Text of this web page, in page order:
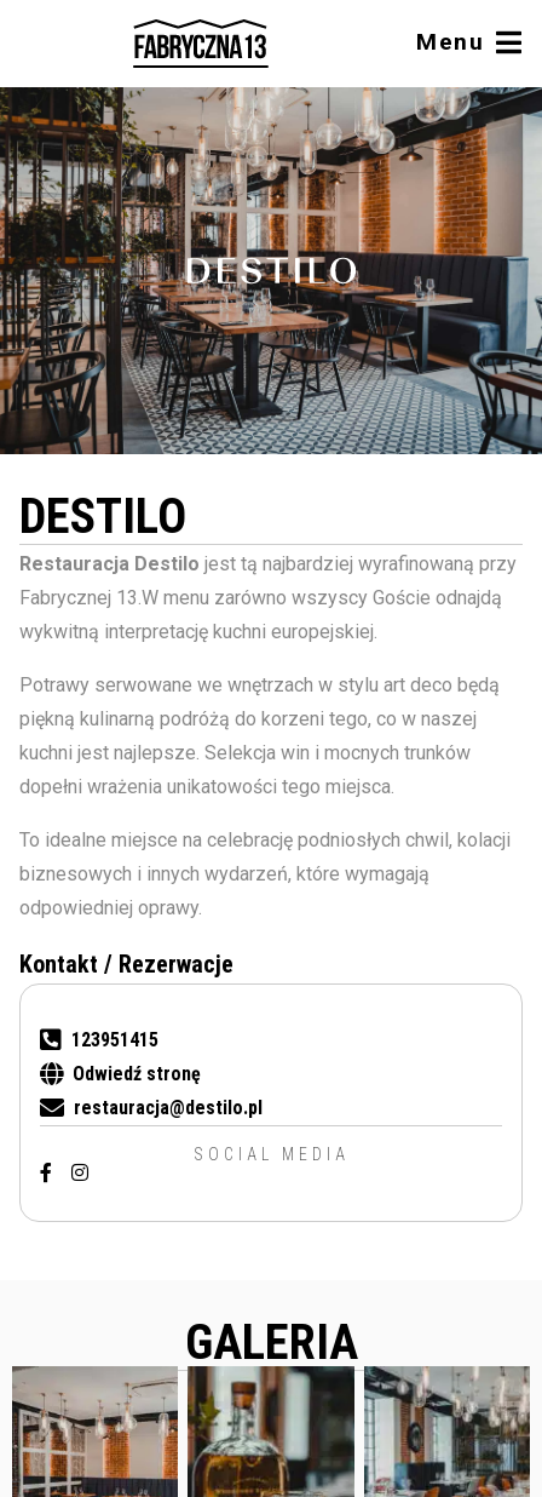
Menu
DESTILO
Restauracja Destilo jest tą najbardziej wyrafinowaną przy
Fabrycznej 13.W menu zarówno wszyscy Goście odnajdą
wykwitną interpretację kuchni europejskiej.
Potrawy serwowane we wnętrzach w stylu art deco będą
piękną kulinarną podróżą do korzeni tego, co w naszej
kuchni jest najlepsze. Selekcja win i mocnych trunków
dopełni wrażenia unikatowości tego miejsca.
To idealne miejsce na celebrację podniosłych chwil, kolacji
biznesowych i innych wydarzeń, które wymagają
odpowiedniej oprawy.
Kontakt / Rezerwacje
123951415
Odwiedź stronę
restauracja@destilo.pl
SOCIAL MEDIA
GALERIA